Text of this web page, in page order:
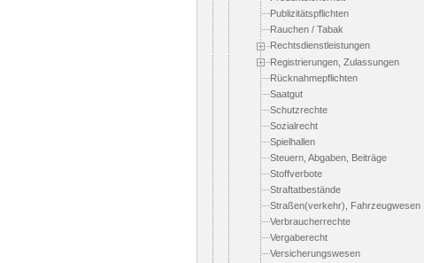
Publizitätspflichten
Rauchen / Tabak
Rechtsdienstleistungen
Registrierungen, Zulassungen
Rücknahmepflichten
Saatgut
Schutzrechte
Sozialrecht
Spielhallen
Steuern, Abgaben, Beiträge
Stoffverbote
Straftatbestände
Straßen(verkehr), Fahrzeugwesen
Verbraucherrechte
Vergaberecht
Versicherungswesen